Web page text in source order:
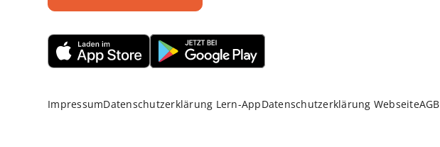
ImpressumDatenschutzerklärung Lern-AppDatenschutzerklärung WebseiteAGB